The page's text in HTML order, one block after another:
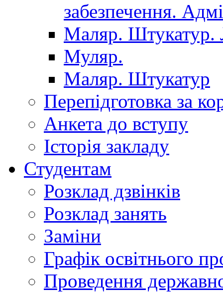
забезпечення.
Маляр. Штукатур.
Муляр.
Маляр. Штукатур
Перепідготовка за
Анкета до вступу
Історія закладу
Студентам
Розклад дзвінків
Розклад занять
Заміни
Графік освітнього
Проведення